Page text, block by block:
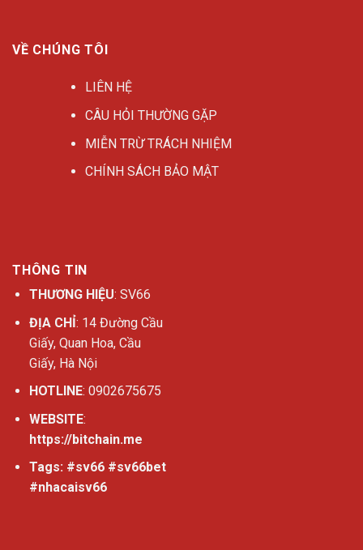
VỀ CHÚNG TÔI
LIÊN HỆ
CÂU HỎI THƯỜNG GẶP
MIỄN TRỪ TRÁCH NHIỆM
CHÍNH SÁCH BẢO MẬT
THÔNG TIN
THƯƠNG HIỆU: SV66
ĐỊA CHỈ: 14 Đường Cầu
Giấy, Quan Hoa, Cầu
Giấy, Hà Nội
HOTLINE: 0902675675
WEBSITE:
https://bitchain.me
Tags: #sv66 #sv66bet
#nhacaisv66